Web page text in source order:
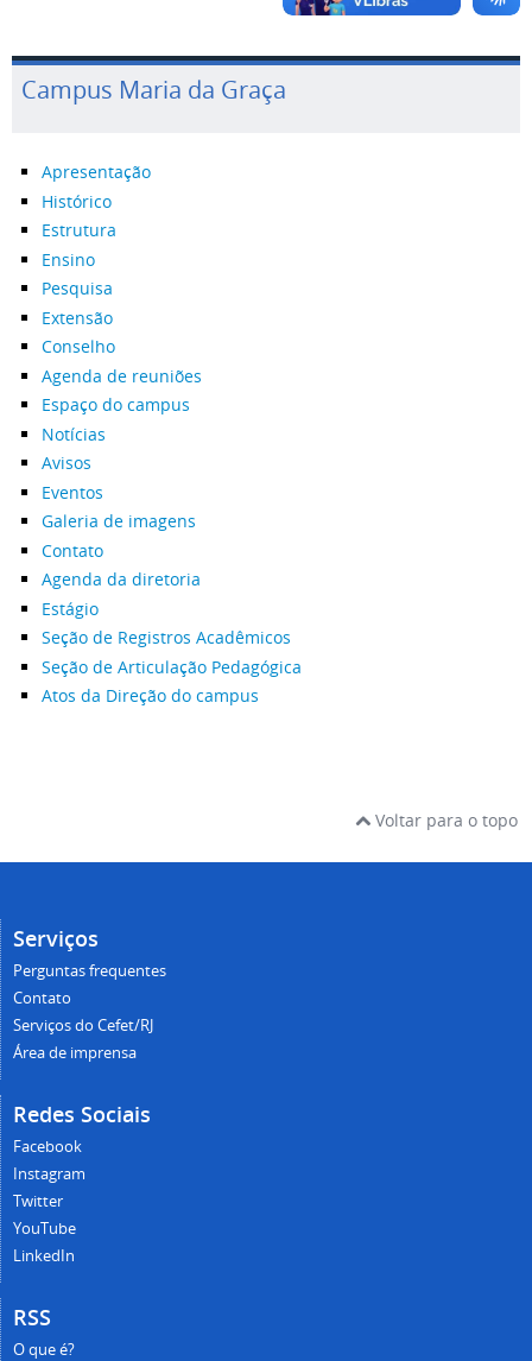
Campus Maria da Graça
Apresentação
Histórico
Estrutura
Ensino
Pesquisa
Extensão
Conselho
Agenda de reuniões
Espaço do campus
Notícias
Avisos
Eventos
Galeria de imagens
Contato
Agenda da diretoria
Estágio
Seção de Registros Acadêmicos
Seção de Articulação Pedagógica
Atos da Direção do campus
Voltar para o topo
Serviços
Perguntas frequentes
Contato
Serviços do Cefet/RJ
Área de imprensa
Redes Sociais
Facebook
Instagram
Twitter
YouTube
LinkedIn
RSS
O que é?